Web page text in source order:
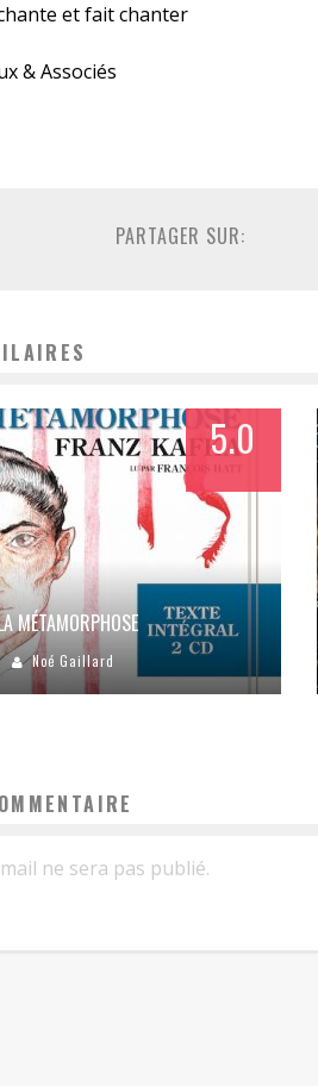
et fait chanter
& Associés
PARTAGER SUR:
5.0
MÉTAMORPHOSE
Noé Gaillard
ne sera pas publié.